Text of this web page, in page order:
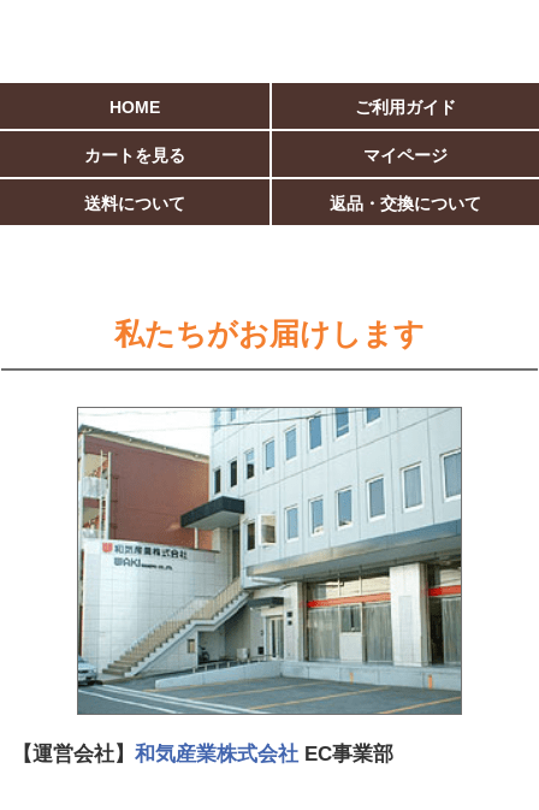
HOME ご利用ガイド
カートを見る マイページ
送料について 返品・交換について
私たちがお届けします
【運営会社】 和気産業株式会社 EC事業部